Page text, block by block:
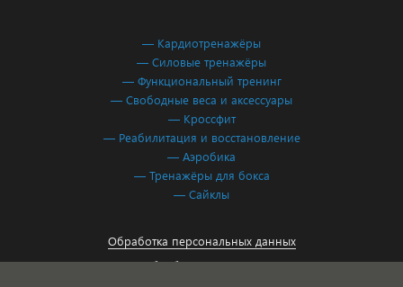
— Кардиотренажёры
— Силовые тренажёры
— Функциональный тренинг
— Свободные веса и аксессуары
— Кроссфит
— Реабилитация и восстановление
— Аэробика
— Тренажёры для бокса
— Сайклы
Обработка персональных данных
Согласие на обработку персональных данных